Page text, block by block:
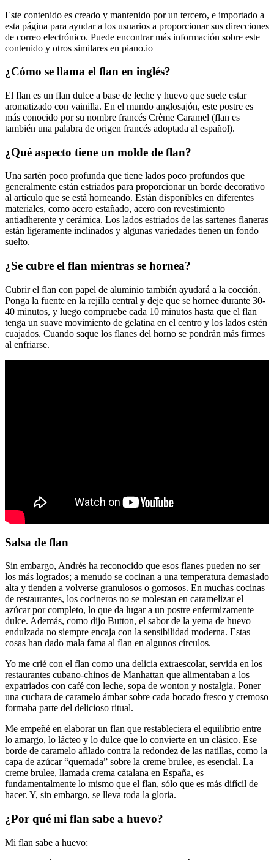
Este contenido es creado y mantenido por un tercero, e importado a
esta página para ayudar a los usuarios a proporcionar sus direcciones
de correo electrónico. Puede encontrar más información sobre este
contenido y otros similares en piano.io
¿Cómo se llama el flan en inglés?
El flan es un flan dulce a base de leche y huevo que suele estar
aromatizado con vainilla. En el mundo anglosajón, este postre es
más conocido por su nombre francés Crème Caramel (flan es
también una palabra de origen francés adoptada al español).
¿Qué aspecto tiene un molde de flan?
Una sartén poco profunda que tiene lados poco profundos que
generalmente están estriados para proporcionar un borde decorativo
al artículo que se está horneando. Están disponibles en diferentes
materiales, como acero estañado, acero con revestimiento
antiadherente y cerámica. Los lados estriados de las sartenes flaneras
están ligeramente inclinados y algunas variedades tienen un fondo
suelto.
¿Se cubre el flan mientras se hornea?
Cubrir el flan con papel de aluminio también ayudará a la cocción.
Ponga la fuente en la rejilla central y deje que se hornee durante 30-
40 minutos, y luego compruebe cada 10 minutos hasta que el flan
tenga un suave movimiento de gelatina en el centro y los lados estén
cuajados. Cuando saque los flanes del horno se pondrán más firmes
al enfriarse.
Salsa de flan
Sin embargo, Andrés ha reconocido que esos flanes pueden no ser
los más logrados; a menudo se cocinan a una temperatura demasiado
alta y tienden a volverse granulosos o gomosos. En muchas cocinas
de restaurantes, los cocineros no se molestan en caramelizar el
azúcar por completo, lo que da lugar a un postre enfermizamente
dulce. Además, como dijo Button, el sabor de la yema de huevo
endulzada no siempre encaja con la sensibilidad moderna. Estas
cosas han dado mala fama al flan en algunos círculos.
Yo me crié con el flan como una delicia extraescolar, servida en los
restaurantes cubano-chinos de Manhattan que alimentaban a los
expatriados con café con leche, sopa de wonton y nostalgia. Poner
una cuchara de caramelo ámbar sobre cada bocado fresco y cremoso
formaba parte del delicioso ritual.
Me empeñé en elaborar un flan que restableciera el equilibrio entre
lo amargo, lo lácteo y lo dulce que lo convierte en un clásico. Ese
borde de caramelo afilado contra la redondez de las natillas, como la
capa de azúcar “quemada” sobre la creme brulee, es esencial. La
creme brulee, llamada crema catalana en España, es
fundamentalmente lo mismo que el flan, sólo que es más difícil de
hacer. Y, sin embargo, se lleva toda la gloria.
¿Por qué mi flan sabe a huevo?
Mi flan sabe a huevo: